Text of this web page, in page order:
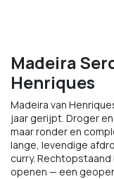
Madeira
Henriques
Madeira van
jaar gerijpt. Droger
maar ronder en
lange, levendige
curry.
openen — een